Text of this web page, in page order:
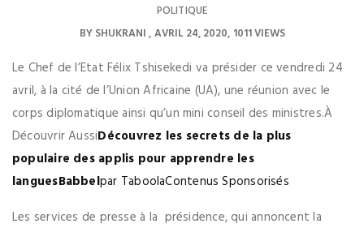
POLITIQUE
BYSHUKRANI AVRIL 24, 2020 1011 VIEWS
Le Chef de l’Etat Félix Tshisekedi va présider ce vendredi 24
avril, à la cité de l’Union Africaine (UA), une réunion avec le
corps diplomatique ainsi qu’un mini conseil des ministres.À
Découvrir AussiDécouvrez les secrets de la plus
populaire des applis pour apprendre les
languesBabbelpar TaboolaContenus Sponsorisés
Les services de presse à la présidence, qui annoncent la